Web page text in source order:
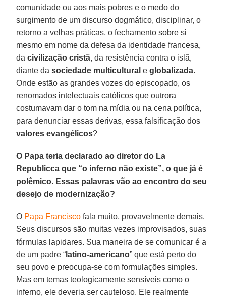
comunidade ou aos mais pobres e o medo do
surgimento de um discurso dogmático, disciplinar, o
retorno a velhas práticas, o fechamento sobre si
mesmo em nome da defesa da identidade francesa,
dacivilização cristã, da resistência contra o islã,
diante dasociedade multicultural eglobalizada.
Onde estão as grandes vozes do episcopado, os
renomados intelectuais católicos que outrora
costumavam dar o tom na mídia ou na cena política,
para denunciar essas derivas, essa falsificação dos
valores evangélicos?
O Papa teria declarado ao diretor do La
Republicca que “o inferno não existe”, o que já é
polêmico. Essas palavras vão ao encontro do seu
desejo de modernização?
O Papa Francisco fala muito, provavelmente demais.
Seus discursos são muitas vezes improvisados, suas
fórmulas lapidares. Sua maneira de se comunicar é a
de um padre “ latino-americano” que está perto do
seu povo e preocupa-se com formulações simples.
Mas em temas teologicamente sensíveis como o
inferno, ele deveria ser cauteloso. Ele realmente